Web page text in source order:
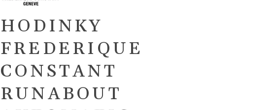
HODINKY
FREDERIQUE
CONSTANT
RUNABOUT